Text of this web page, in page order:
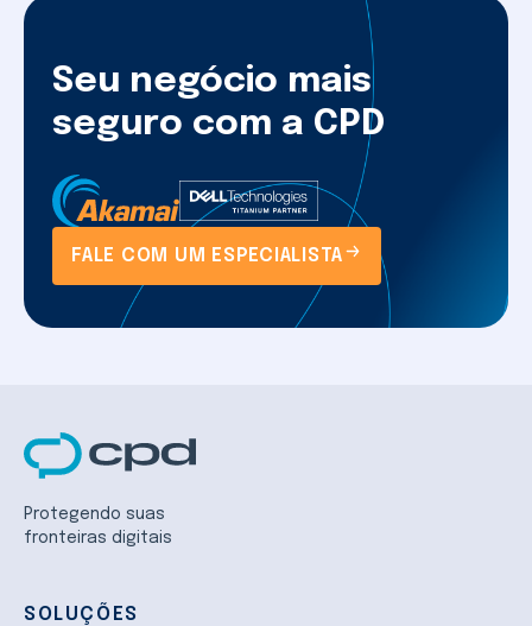
Seu negócio mais
seguro com a CPD
FALE COM UM ESPECIALISTA
Protegendo suas
fronteiras digitais
SOLUÇÕES